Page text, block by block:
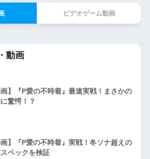
ビデオゲーム動画
動画
画】『P愛の不時着』最速実戦！まさかの
驚愕！？
画】『P愛の不時着』実戦！冬ソナ超えの
ペックを検証